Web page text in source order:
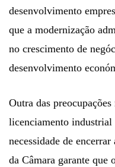
desenvolvimento
que a modernização
no crescimento de
desenvolvimento
Outra das
licenciamento industrial
necessidade de
da Câmara garante que